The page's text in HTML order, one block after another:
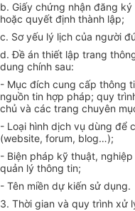
b. Giấy chứng nhận đăng
hoặc quyết định thành lập;
c. Sơ yếu lý lịch của người
d. Đề án thiết lập trang
dung chính sau:
- Mục đích cung cấp thông
nguồn tin hợp pháp; quy
chủ và các trang chuyên
- Loại hình dịch vụ dùng để
(website, forum, blog…);
- Biện pháp kỹ thuật,
quản lý thông tin;
- Tên miền dự kiến sử dụng.
3. Thời gian và quy trình xử